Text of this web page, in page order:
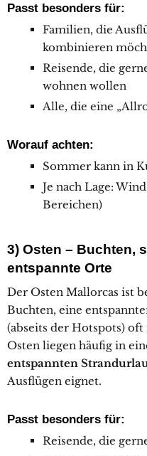
Passt besonders für:
Familien, die
kombinieren
Reisende, die
wohnen wollen
Alle, die eine
Worauf achten:
Sommer kann in
Je nach Lage:
Bereichen)
3) Osten – Buchten,
entspannte Orte
Der Osten Mallorcas ist
Buchten, eine
(abseits der Hotspots)
Osten liegen häufig in
entspannten
Ausflügen eignet.
Passt besonders für:
Reisende, die